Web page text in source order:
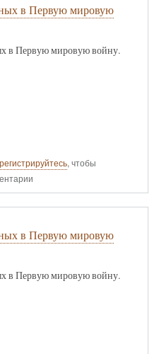
в Первую мировую
в Первую мировую войну.
, чтобы
в Первую мировую
в Первую мировую войну.